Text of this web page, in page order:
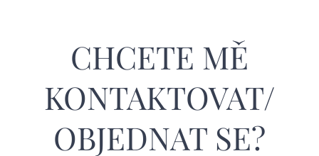
CHCETE MĚ
KONTAKTOVAT/
OBJEDNAT SE?